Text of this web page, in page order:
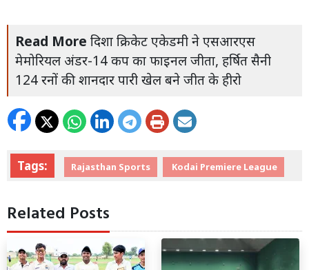
Read More दिशा क्रिकेट एकेडमी ने एसआरएस
मेमोरियल अंडर-14 कप का फाइनल जीता, हर्षित सैनी
124 रनों की शानदार पारी खेल बने जीत के हीरो
Tags: Rajasthan Sports Kodai Premiere League
Related Posts